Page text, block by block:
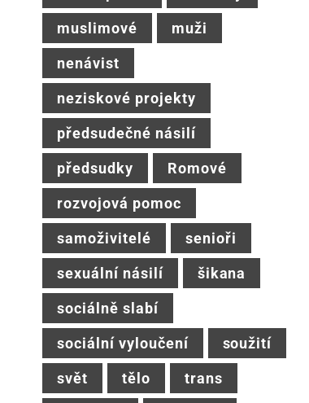
muslimové muži
nenávist
neziskové projekty
předsudečné násilí
předsudky Romové
rozvojová pomoc
samoživitelé senioři
sexuální násilí šikana
sociálně slabí
sociální vyloučení soužití
svět tělo trans